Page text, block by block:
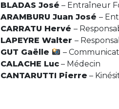
BLADAS José – Entraîneur
ARAMBURU Juan José –
CARRATU Hervé –
LAPEYRE Walter –
GUT Gaëlle
–
CALACHE Luc – Médecin
CANTARUTTI Pierre –